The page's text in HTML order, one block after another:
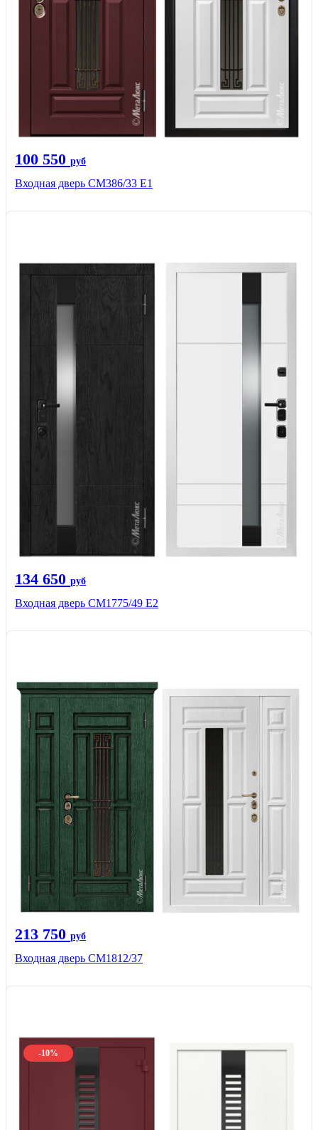
100 550 руб
Входная дверь СМ386/33 Е1
134 650 руб
Входная дверь СМ1775/49 Е2
213 750 руб
Входная дверь СМ1812/37
-10%